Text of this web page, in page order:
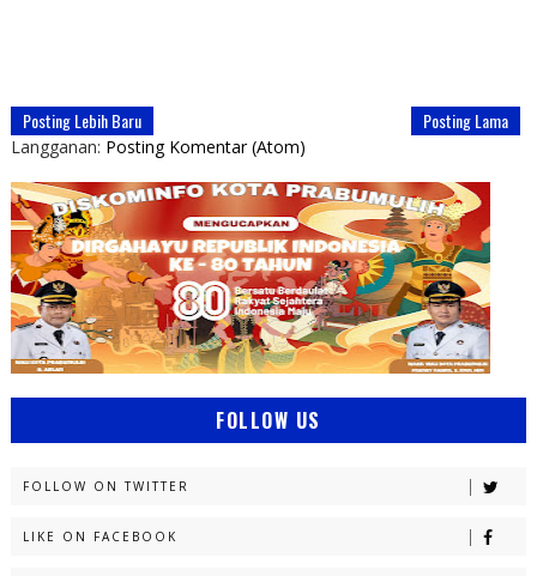
Posting Lebih Baru Posting Lama
Langganan: Posting Komentar (Atom)
FOLLOW US
FOLLOW ON TWITTER
LIKE ON FACEBOOK